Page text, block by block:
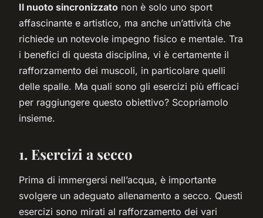
Il nuoto sincronizzato non è solo uno sport
affascinante e artistico, ma anche un’attività che
richiede un notevole impegno fisico e mentale. Tra
i benefici di questa disciplina, vi è certamente il
rafforzamento dei muscoli, in particolare quelli
delle spalle. Ma quali sono gli esercizi più efficaci
per raggiungere questo obiettivo? Scopriamolo
insieme.
1. Esercizi a secco
Prima di immergersi nell’acqua, è importante
svolgere un adeguato allenamento a secco. Questi
esercizi sono mirati al rafforzamento dei vari